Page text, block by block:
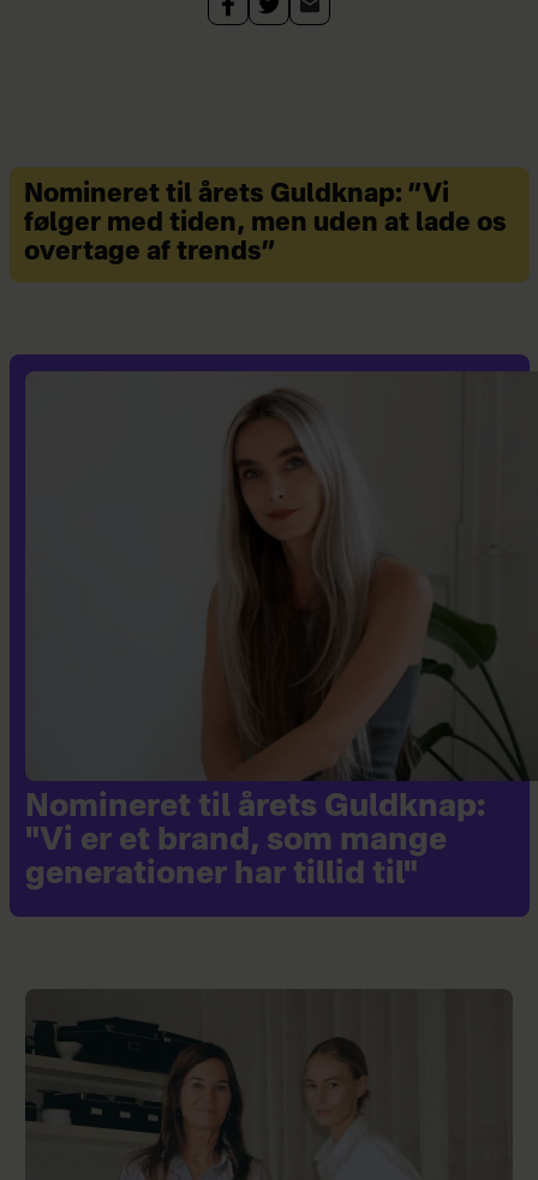
Nomineret til årets Guldknap: ”Vi
følger med tiden, men uden at lade os
overtage af trends”
Nomineret til årets Guldknap:
"Vi er et brand, som mange
generationer har tillid til"